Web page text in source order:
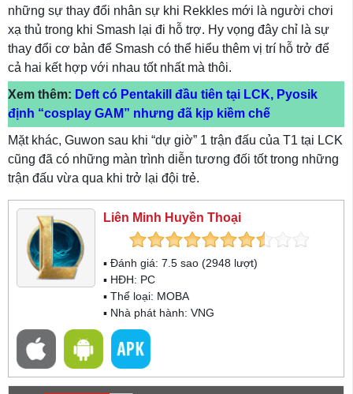
những sự thay đổi nhân sự khi Rekkles mới là người chơi
xạ thủ trong khi Smash lại đi hỗ trợ. Hy vọng đây chỉ là sự
thay đổi cơ bản để Smash có thể hiểu thêm vị trí hỗ trở để
cả hai kết hợp với nhau tốt nhất mà thôi.
Xem thêm: Deft có Pentakill đầu tiên tại LCK, Pyosik
định “cosplay GAM” nhưng đã kịp kiềm chế
Mặt khác, Guwon sau khi “dự giờ” 1 trận đấu của T1 tại LCK
cũng đã có những màn trình diễn tương đối tốt trong những
trận đấu vừa qua khi trở lại đội trẻ.
Liên Minh Huyền Thoại
▪ Đánh giá: 7.5 sao (2948 lượt)
▪ HĐH: PC
▪ Thể loại: MOBA
▪ Nhà phát hành: VNG